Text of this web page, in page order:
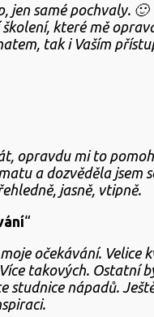
jen samé pochvaly. 🙂
které mě
tak i Vaším
opravdu mi to
a dozvěděla jsem
jasně, vtipně.
“
očekávání. Velice
takových. Ostatní
studnice nápadů.